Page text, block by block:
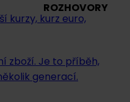
ROZHOVORY